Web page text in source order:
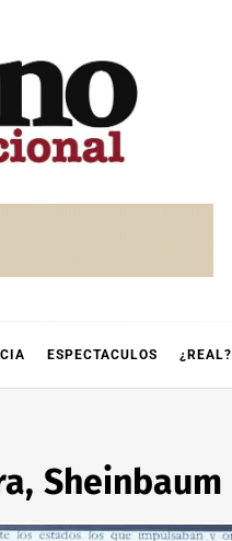
ESPECTACULOS ¿REAL?
Sheinbaum